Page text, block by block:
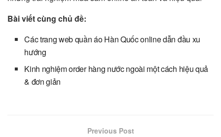
Bài viết cùng chủ đề:
Các trang web quần áo Hàn Quốc online dẫn đầu xu
hướng
Kinh nghiệm order hàng nước ngoài một cách hiệu quả
& đơn giản
Previous Post